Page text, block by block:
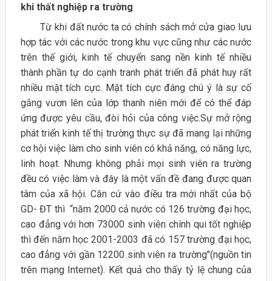
khi thất nghiệp ra trường
Từ khi đất nước ta có chính sách mở cửa giao lưu
hợp tác với các nước trong khu vực cũng như các nước
trên thế giới, kinh tế chuyển sang nền kinh tế nhiều
thành phần tự do cạnh tranh phát triển đã phát huy rất
nhiều mặt tích cực. Mặt tích cực đáng chú ý là sự cố
gắng vươn lên của lớp thanh niên mới để có thể đáp
ứng được yêu cầu, đòi hỏi của công việc.Sự mở rộng
phát triển kinh tế thị trường thực sự đã mang lại những
cơ hội việc làm cho sinh viên có khả năng, có năng lực,
linh hoạt. Nhưng không phải mọi sinh viên ra trường
đều có việc làm và đây là một vấn đề đang được quan
tâm của xã hội. Căn cứ vào điều tra mới nhất của bộ
GD- ĐT thì “năm 2000 cả nước có 126 trường đại học,
cao đẳng với hơn 73000 sinh viên chính qui tốt nghiệp
thì đến năm học 2001-2003 đã có 157 trường đại học,
cao đẳng với gần 12200 sinh viên ra trường’’(nguồn tin
trên mạng Internet). Kết quả cho thấy tỷ lệ chung của